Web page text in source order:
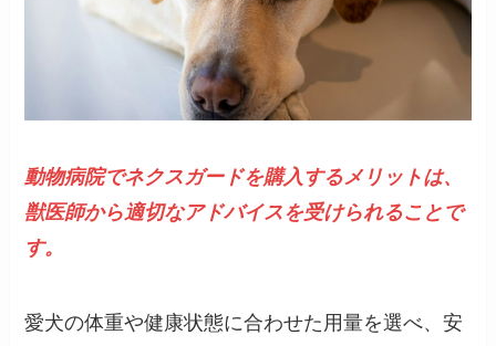
動物病院でネクスガードを購入するメリットは、
獣医師から適切なアドバイスを受けられることで
す。
愛犬の体重や健康状態に合わせた用量を選べ、安